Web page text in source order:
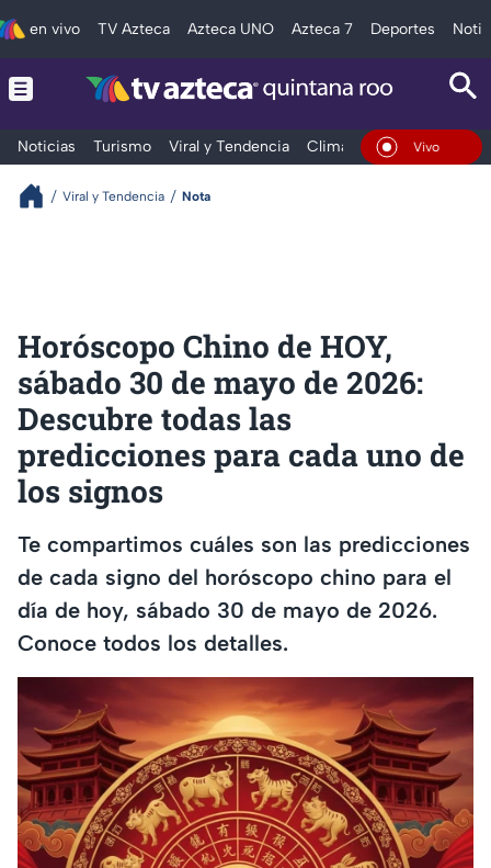
en vivo TV Azteca Azteca UNO Azteca 7 Deportes
Noticias Turismo Viral y Tendencia Clima Tráfico
En Vivo
Viral y Tendencia Nota
Horóscopo Chino de HOY,
sábado 30 de mayo de 2026:
Descubre todas las
predicciones para cada uno de
los signos
Te compartimos cuáles son las predicciones
de cada signo del horóscopo chino para el
día de hoy, sábado 30 de mayo de 2026.
Conoce todos los detalles.